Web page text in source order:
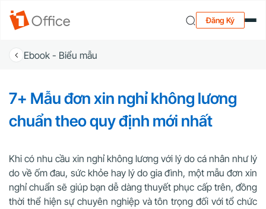
Đăng Ký
Ebook - Biểu mẫu
7+ Mẫu đơn xin nghỉ không lương
chuẩn theo quy định mới nhất
Khi có nhu cầu xin nghỉ không lương với lý do cá nhân như lý
do về ốm đau, sức khỏe hay lý do gia đình, một mẫu đơn xin
nghỉ chuẩn sẽ giúp bạn dễ dàng thuyết phục cấp trên, đồng
thời thể hiện sự chuyên nghiệp và tôn trọng đối với tổ chức